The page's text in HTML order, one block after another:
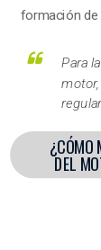
formación
Para
¿CÓMO
DEL